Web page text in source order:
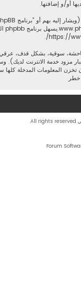
أو/و إضافتها.
https://
.
سوقية، بشكل قذف،
مزود خدمة الانترنت لديك).
خطر